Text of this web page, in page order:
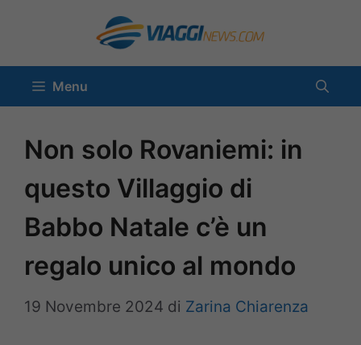
contenuto
Menu
Non solo Rovaniemi: in
questo Villaggio di
Babbo Natale c’è un
regalo unico al mondo
19 Novembre 2024 di Zarina Chiarenza